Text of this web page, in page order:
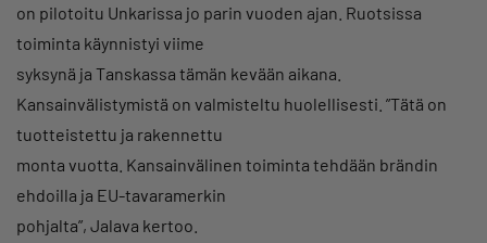
on pilotoitu Unkarissa jo parin vuoden ajan. Ruotsissa
toiminta käynnistyi viime
syksynä ja Tanskassa tämän kevään aikana.
Kansainvälistymistä on valmisteltu huolellisesti. ”Tätä on
tuotteistettu ja rakennettu
monta vuotta. Kansainvälinen toiminta tehdään brändin
ehdoilla ja EU-tavaramerkin
pohjalta”, Jalava kertoo.